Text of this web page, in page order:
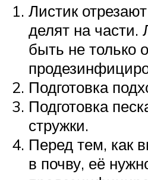
Листик
делят на части.
быть не только
Подготовка
Подготовка
стружки.
Перед тем, как
в почву, её